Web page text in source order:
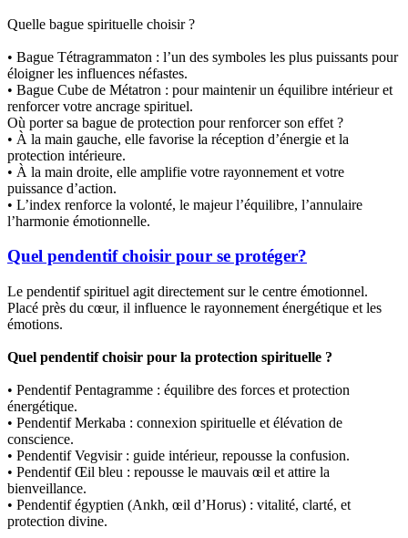
Quelle bague spirituelle choisir ?
• Bague Tétragrammaton : l’un des symboles les plus puissants pour
éloigner les influences néfastes.
• Bague Cube de Métatron : pour maintenir un équilibre intérieur et
renforcer votre ancrage spirituel.
Où porter sa bague de protection pour renforcer son effet ?
• À la main gauche, elle favorise la réception d’énergie et la
protection intérieure.
• À la main droite, elle amplifie votre rayonnement et votre
puissance d’action.
• L’index renforce la volonté, le majeur l’équilibre, l’annulaire
l’harmonie émotionnelle.
Quel pendentif choisir pour se protéger?
Le pendentif spirituel agit directement sur le centre émotionnel.
Placé près du cœur, il influence le rayonnement énergétique et les
émotions.
Quel pendentif choisir pour la protection spirituelle ?
• Pendentif Pentagramme : équilibre des forces et protection
énergétique.
• Pendentif Merkaba : connexion spirituelle et élévation de
conscience.
• Pendentif Vegvisir : guide intérieur, repousse la confusion.
• Pendentif Œil bleu : repousse le mauvais œil et attire la
bienveillance.
• Pendentif égyptien (Ankh, œil d’Horus) : vitalité, clarté, et
protection divine.